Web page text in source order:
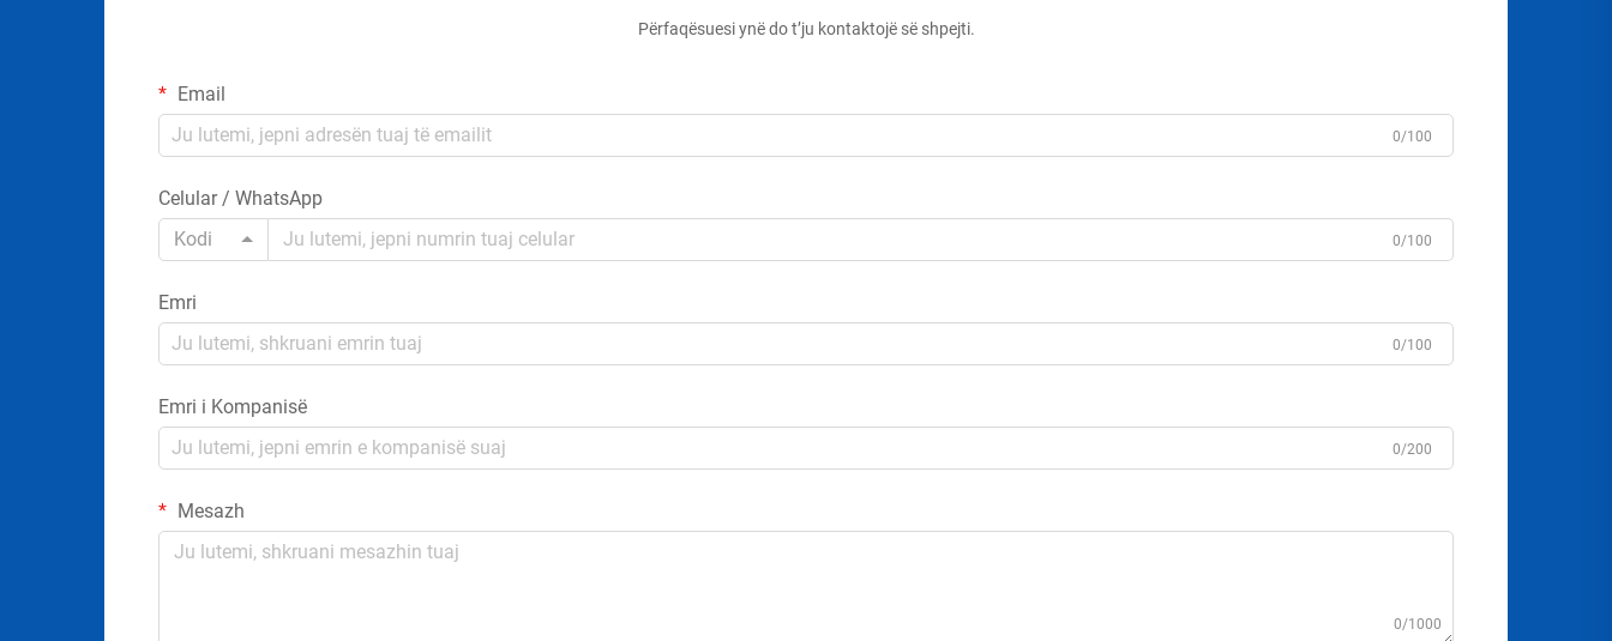
Përfaqësuesi ynë do t’ju kontaktojë së shpejti.
Email
0/100
Celular / WhatsApp
Kodi
0/100
Emri
0/100
Emri i Kompanisë
0/200
Mesazh
0/1000